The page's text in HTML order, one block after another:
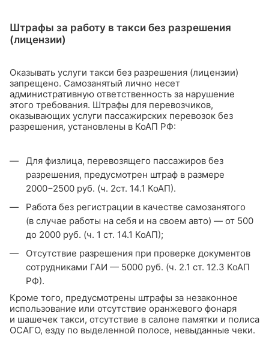
Штрафы за работу в такси без разрешения
(лицензии)
Оказывать услуги такси без разрешения (лицензии)
запрещено. Самозанятый лично несет
административную ответственность за нарушение
этого требования. Штрафы для перевозчиков,
оказывающих услуги пассажирских перевозок без
разрешения, установлены в КоАП РФ:
Для физлица, перевозящего пассажиров без
разрешения, предусмотрен штраф в размере
2000−2500 руб. (ч. 2ст. 14.1 КоАП).
Работа без регистрации в качестве самозанятого
(в случае работы на себя и на своем авто) — от 500
до 2000 руб. (ч. 1 ст. 14.1 КоАП);
Отсутствие разрешения при проверке документов
сотрудниками ГАИ — 5000 руб. (ч. 2.1 ст. 12.3 КоАП
РФ).
Кроме того, предусмотрены штрафы за незаконное
использование или отсутствие оранжевого фонаря
и шашечек такси, отсутствие в салоне памятки и полиса
ОСАГО, езду по выделенной полосе, невыданные чеки.